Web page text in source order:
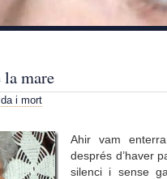
mare
i mort
Ahir vam
després d’haver
silenci i sense